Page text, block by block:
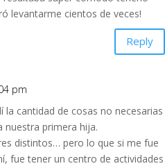
levantarme cientos de veces!
Reply
pm
la cantidad de cosas no necesarias
nuestra primera hija.
distintos… pero lo que si me fue
fue tener un centro de actividades